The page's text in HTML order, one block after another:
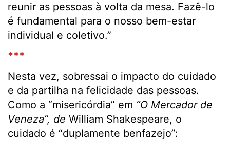
reunir as pessoas à volta da mesa. Fazê-lo
é fundamental para o nosso bem-estar
individual e coletivo.”
***
Nesta vez, sobressai o impacto do cuidado
e da partilha na felicidade das pessoas.
Como a “misericórdia” em “O Mercador de
Veneza”, de William Shakespeare, o
cuidado é “duplamente benfazejo”: ​​